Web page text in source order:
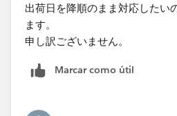
出荷日を降順のまま対応したい
ます。
申し訳ございません。
Marcar como útil